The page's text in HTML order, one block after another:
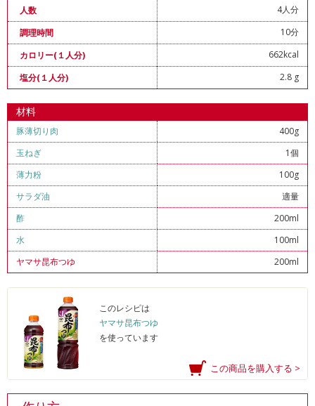
人数
4人分
調理時間
10分
カロリー(１人分)
662kcal
塩分(１人分)
2.8 g
材料
豚薄切り肉
400g
玉ねぎ
1個
薄力粉
100g
サラダ油
適量
酢
200ml
水
100ml
ヤマサ昆布つゆ
200ml
このレシピは
ヤマサ昆布つゆ
を使っています
この商品を購入する >